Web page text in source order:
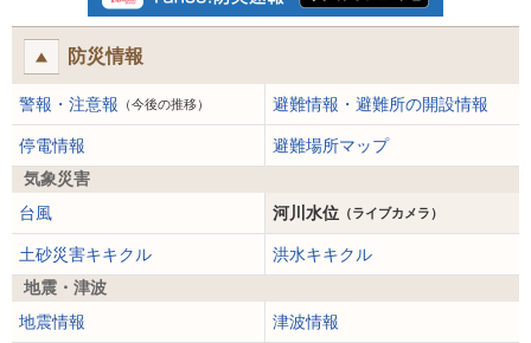
防災情報
警報・注意報 （今後の推移） 避難情報・避難所の開設情報
停電情報
避難場所マップ
気象災害
台風
河川水位 （ライブカメラ）
土砂災害キキクル
洪水キキクル
地震・津波
地震情報
津波情報